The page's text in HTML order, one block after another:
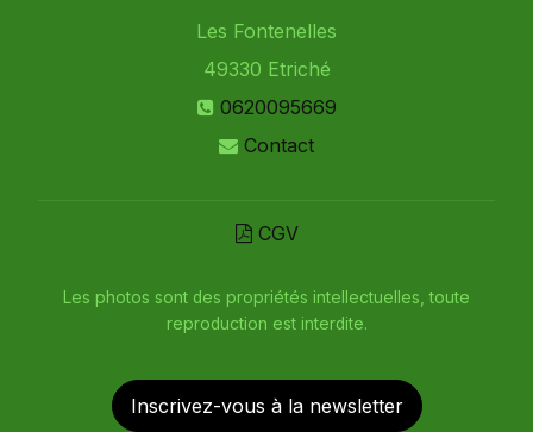
Les Fontenelles
49330 Etriché
0620095669
Contact
CGV
Les photos sont des propriétés intellectuelles, toute
reproduction est interdite.
Inscrivez-vous à la newsletter